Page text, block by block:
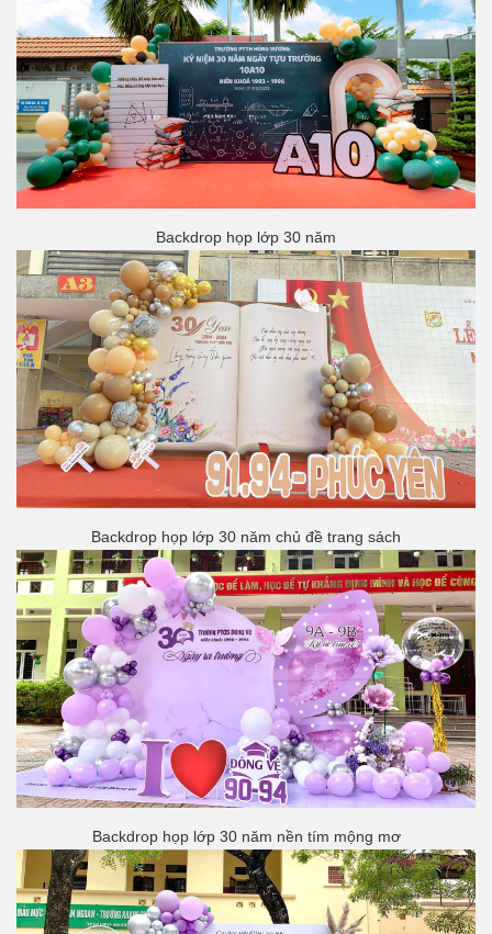
Backdrop họp lớp 30 năm
Backdrop họp lớp 30 năm chủ đề trang sách
Backdrop họp lớp 30 năm nền tím mộng mơ